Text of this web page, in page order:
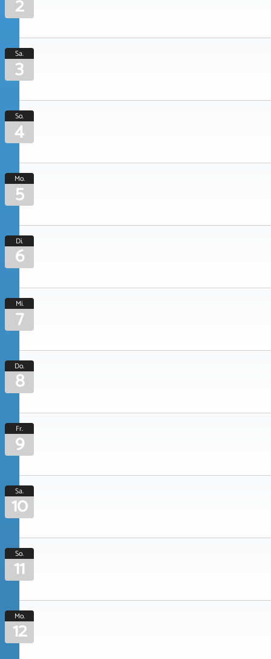
2
Sa.
3
So.
4
Mo.
5
Di.
6
Mi.
7
Do.
8
Fr.
9
Sa.
10
So.
11
Mo.
12